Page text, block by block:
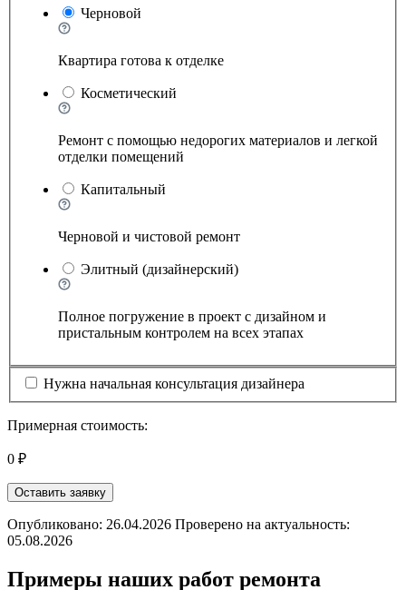
Черновой
Квартира готова к отделке
Косметический
Ремонт с помощью недорогих материалов и легкой
отделки помещений
Капитальный
Черновой и чистовой ремонт
Элитный (дизайнерский)
Полное погружение в проект с дизайном и
пристальным контролем на всех этапах
Нужна начальная консультация дизайнера
Примерная стоимость:
0 ₽
Оставить заявку
Опубликовано: 26.04.2026 Проверено на актуальность:
05.08.2026
Примеры наших работ ремонта